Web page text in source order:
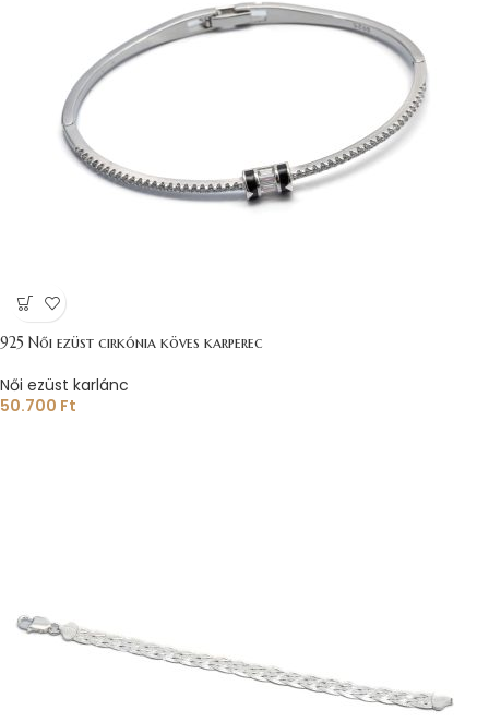
925 Női ezüst cirkónia köves karperec
Női ezüst karlánc
50.700 Ft